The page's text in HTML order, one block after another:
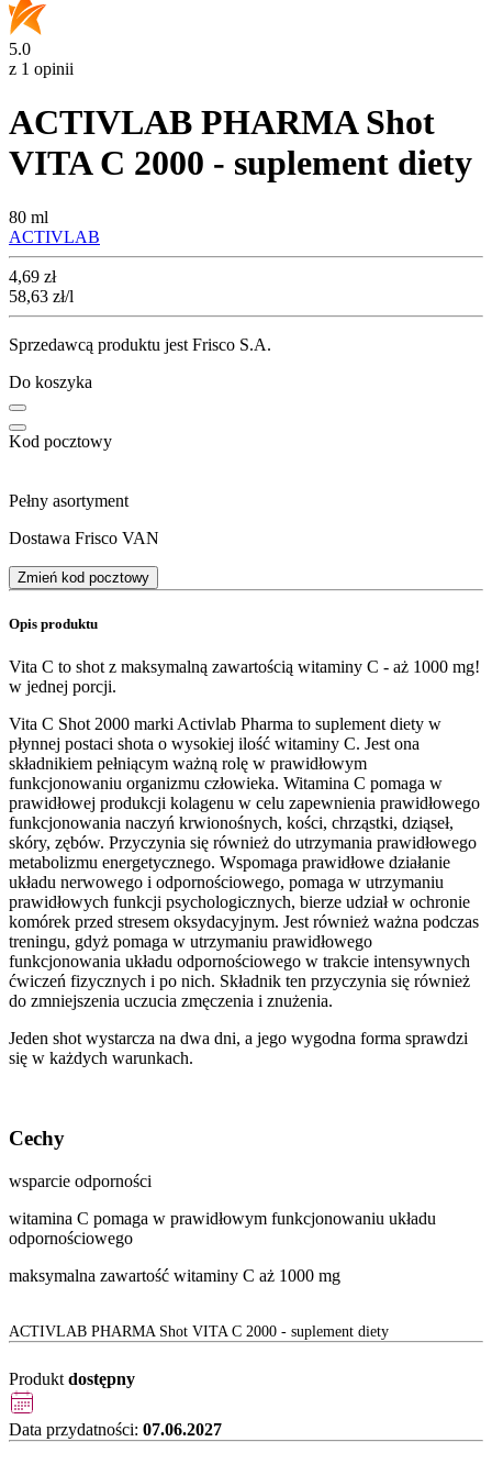
5.0
z 1 opinii
ACTIVLAB PHARMA Shot
VITA C 2000 - suplement diety
80 ml
ACTIVLAB
Cena
4,69 zł
58,63 zł/l
Sprzedawcą produktu jest Frisco S.A.
Do koszyka
Kod pocztowy
Pełny asortyment
Dostawa Frisco VAN
Zmień kod pocztowy
Opis produktu
Vita C to shot z maksymalną zawartością witaminy C - aż 1000 mg!
w jednej porcji.
Vita C Shot 2000 marki Activlab Pharma to suplement diety w
płynnej postaci shota o wysokiej ilość witaminy C. Jest ona
składnikiem pełniącym ważną rolę w prawidłowym
funkcjonowaniu organizmu człowieka. Witamina C pomaga w
prawidłowej produkcji kolagenu w celu zapewnienia prawidłowego
funkcjonowania naczyń krwionośnych, kości, chrząstki, dziąseł,
skóry, zębów. Przyczynia się również do utrzymania prawidłowego
metabolizmu energetycznego. Wspomaga prawidłowe działanie
układu nerwowego i odpornościowego, pomaga w utrzymaniu
prawidłowych funkcji psychologicznych, bierze udział w ochronie
komórek przed stresem oksydacyjnym. Jest również ważna podczas
treningu, gdyż pomaga w utrzymaniu prawidłowego
funkcjonowania układu odpornościowego w trakcie intensywnych
ćwiczeń fizycznych i po nich. Składnik ten przyczynia się również
do zmniejszenia uczucia zmęczenia i znużenia.
Jeden shot wystarcza na dwa dni, a jego wygodna forma sprawdzi
się w każdych warunkach.
Cechy
wsparcie odporności
witamina C pomaga w prawidłowym funkcjonowaniu układu
odpornościowego
maksymalna zawartość witaminy C aż 1000 mg
ACTIVLAB PHARMA Shot VITA C 2000 - suplement diety
Produkt dostępny
Data przydatności: 07.06.2027